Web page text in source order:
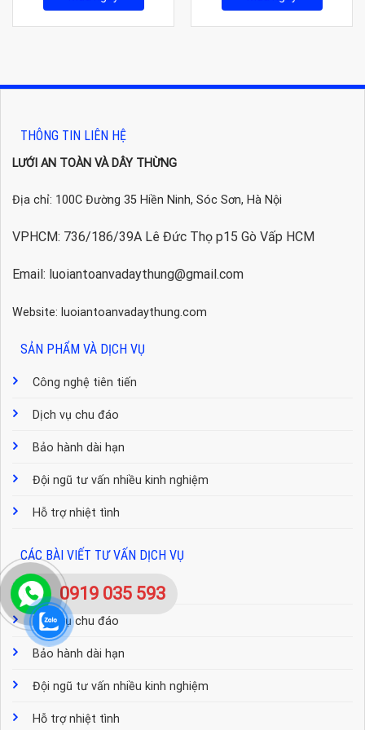
THÔNG TIN LIÊN HỆ
LƯỚI AN TOÀN VÀ DÂY THỪNG
Địa chỉ: 100C Đường 35 Hiền Ninh, Sóc Sơn, Hà Nội
VPHCM: 736/186/39A Lê Đức Thọ p15 Gò Vấp HCM
Email: luoiantoanvadaythung@gmail.com
Website: luoiantoanvadaythung.com
SẢN PHẨM VÀ DỊCH VỤ
Công nghệ tiên tiến
Dịch vụ chu đáo
Bảo hành dài hạn
Đội ngũ tư vấn nhiều kinh nghiệm
Hỗ trợ nhiệt tình
CÁC BÀI VIẾT TƯ VẤN DỊCH VỤ
Công nghệ tiên tiến
Dịch vụ chu đáo
Bảo hành dài hạn
Đội ngũ tư vấn nhiều kinh nghiệm
Hỗ trợ nhiệt tình
0919 035 593